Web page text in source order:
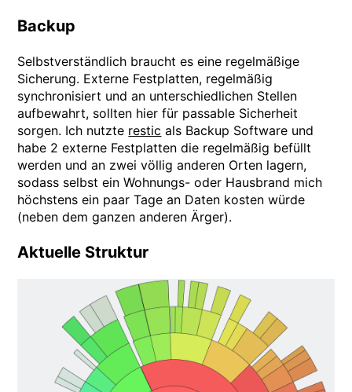
Backup
Selbstverständlich braucht es eine regelmäßige
Sicherung. Externe Festplatten, regelmäßig
synchronisiert und an unterschiedlichen Stellen
aufbewahrt, sollten hier für passable Sicherheit
sorgen. Ich nutzte restic als Backup Software und
habe 2 externe Festplatten die regelmäßig befüllt
werden und an zwei völlig anderen Orten lagern,
sodass selbst ein Wohnungs- oder Hausbrand mich
höchstens ein paar Tage an Daten kosten würde
(neben dem ganzen anderen Ärger).
Aktuelle Struktur